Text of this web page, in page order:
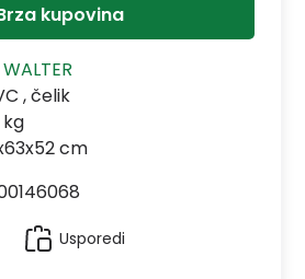
kupovina
WALTER
, čelik
kg
cm
Usporedi